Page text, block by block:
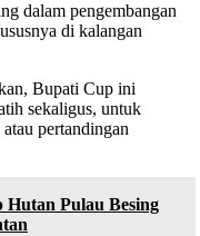
dalam pengembangan
di kalangan
Bupati Cup ini
sekaligus, untuk
pertandingan
Pulau Besing